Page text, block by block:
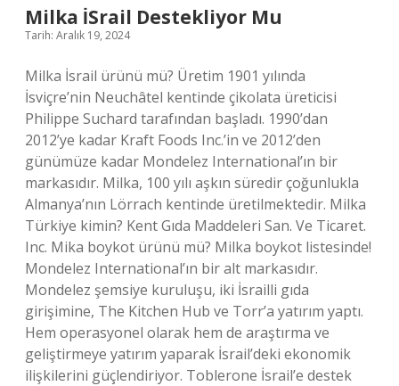
Milka İSrail Destekliyor Mu
Tarih: Aralık 19, 2024
Milka İsrail ürünü mü? Üretim 1901 yılında
İsviçre’nin Neuchâtel kentinde çikolata üreticisi
Philippe Suchard tarafından başladı. 1990’dan
2012’ye kadar Kraft Foods Inc.’in ve 2012’den
günümüze kadar Mondelez International’ın bir
markasıdır. Milka, 100 yılı aşkın süredir çoğunlukla
Almanya’nın Lörrach kentinde üretilmektedir. Milka
Türkiye kimin? Kent Gıda Maddeleri San. Ve Ticaret.
Inc. Mika boykot ürünü mü? Milka boykot listesinde!
Mondelez International’ın bir alt markasıdır.
Mondelez şemsiye kuruluşu, iki İsrailli gıda
girişimine, The Kitchen Hub ve Torr’a yatırım yaptı.
Hem operasyonel olarak hem de araştırma ve
geliştirmeye yatırım yaparak İsrail’deki ekonomik
ilişkilerini güçlendiriyor. Toblerone İsrail’e destek